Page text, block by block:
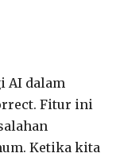
AI dalam
Fitur ini
Ketika kita